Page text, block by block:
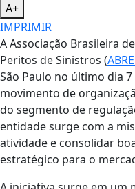
A+
IMPRIMIR
A Associação Brasileira
Peritos de Sinistros (
São Paulo no último dia
movimento de
do segmento de
entidade surge com a
atividade e consolidar
estratégico para o